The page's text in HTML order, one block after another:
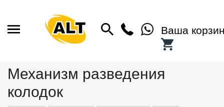
Ваша
Механизм разведения
колодок